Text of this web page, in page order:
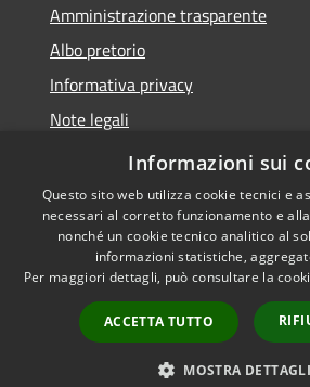
Amministrazione trasparente
Albo pretorio
Informativa privacy
Note legali
Dichiarazione di accessibilità
Accessibilità
Informazioni sui
Questo sito web utilizza cookie tecnici e
necessari al corretto funzionamento e
nonché un cookie tecnico analitico al
informazioni statistiche,
Per maggiori dettagli, può consultare la
ACCETTA TUTTO
MOSTRA DETTAGLI